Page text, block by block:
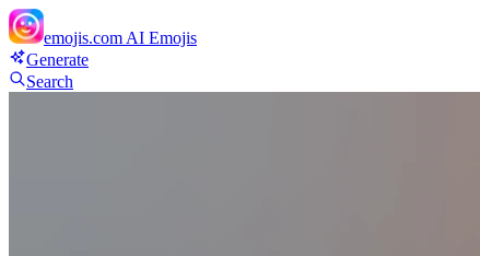
emojis.com AI Emojis
Generate
Search